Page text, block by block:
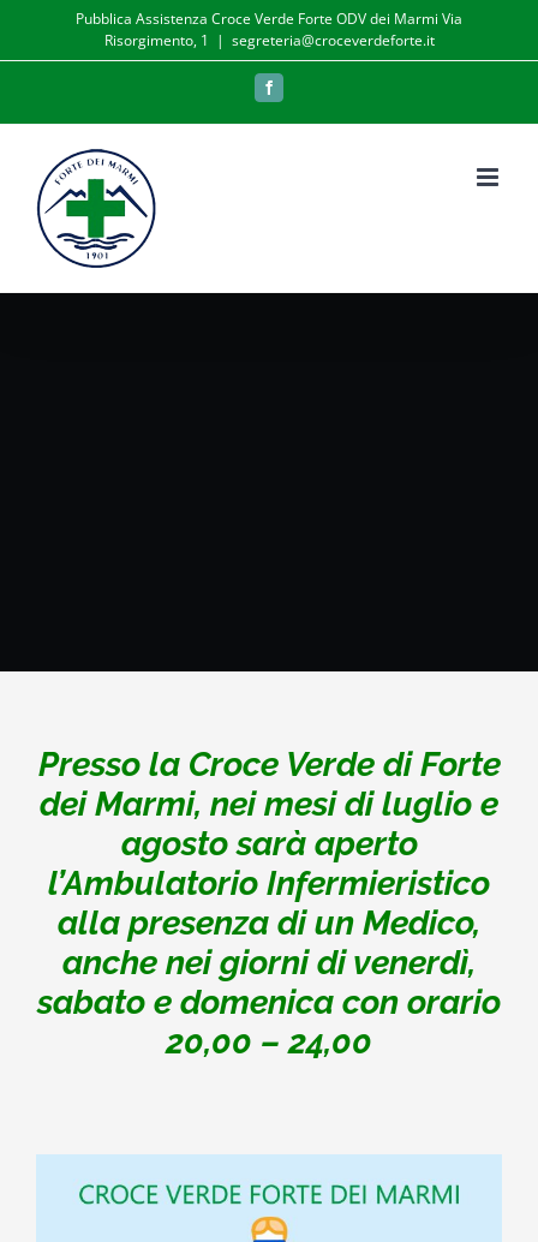
al
Pubblica Assistenza Croce Verde Forte ODV dei Marmi Via
Risorgimento, 1 | segreteria@croceverdeforte.it
Facebook
Presso la Croce Verde di Forte
dei Marmi, nei mesi di luglio e
agosto sarà aperto
l’Ambulatorio Infermieristico
alla presenza di un Medico,
anche nei giorni di venerdì,
sabato e domenica con orario
20,00 – 24,00